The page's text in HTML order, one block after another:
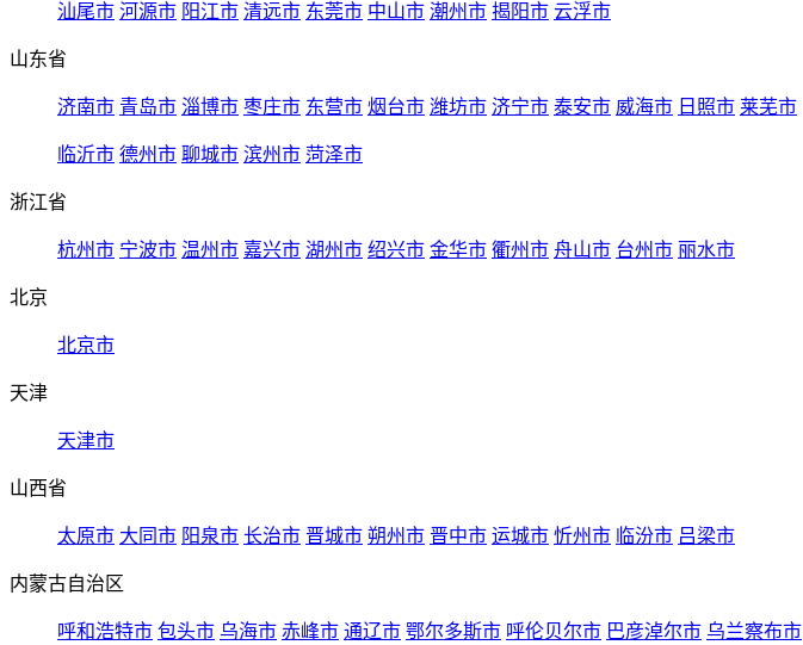
汕尾市 河源市 阳江市 清远市 东莞市 中山市 潮州市 揭阳市 云浮市
山东省
济南市 青岛市 淄博市 枣庄市 东营市 烟台市 潍坊市 济宁市 泰安市 威海市 日照市 莱芜市
临沂市 德州市 聊城市 滨州市 菏泽市
浙江省
杭州市 宁波市 温州市 嘉兴市 湖州市 绍兴市 金华市 衢州市 舟山市 台州市 丽水市
北京
北京市
天津
天津市
山西省
太原市 大同市 阳泉市 长治市 晋城市 朔州市 晋中市 运城市 忻州市 临汾市 吕梁市
内蒙古自治区
呼和浩特市 包头市 乌海市 赤峰市 通辽市 鄂尔多斯市 呼伦贝尔市 巴彦淖尔市 乌兰察布市